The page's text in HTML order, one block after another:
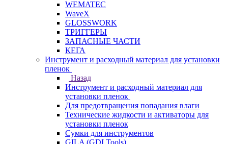
WEMATEC
WaveX
GLOSSWORK
ТРИГГЕРЫ
ЗАПАСНЫЕ ЧАСТИ
КЕГА
Инструмент и расходный материал для установки
пленок
Назад
Инструмент и расходный материал для
установки пленок
Для предотвращения попадания влаги
Технические жидкости и активаторы для
установки пленок
Сумки для инструментов
GILA (GDI Tools)